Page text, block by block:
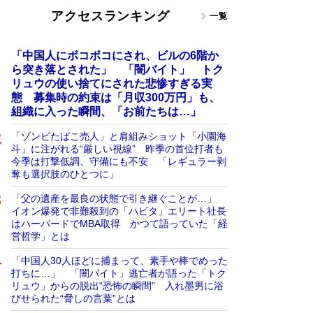
アクセスランキング 一覧
「中国人にボコボコにされ、ビルの6階か
ら突き落とされた」 「闇バイト」 トク
リュウの使い捨てにされた悲惨すぎる実
態 募集時の約束は「月収300万円」も、
組織に入った瞬間、「お前たちは…」
「ゾンビたばこ売人」と肩組みショット「小園海
斗」に注がれる“厳しい視線” 昨季の首位打者も
今季は打撃低調、守備にも不安 「レギュラー剥
奪も選択肢のひとつに」
「父の遺産を最良の状態で引き継ぐことが…」
イオン爆発で非難殺到の「ハビタ」エリート社長
はハーバードでMBA取得 かつて語っていた「経
営哲学」とは
「中国人30人ほどに捕まって、素手や棒でめった
打ちに…」 「闇バイト」逃亡者が語った「トク
リュウ」からの脱出“恐怖の瞬間” 入れ墨男に浴
びせられた“脅しの言葉”とは